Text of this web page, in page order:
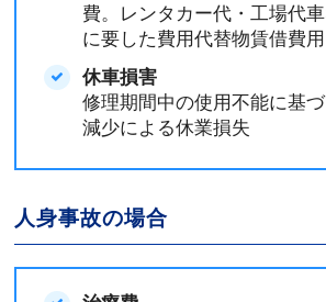
費。レンタカー代・工場代
に要した費用代替物賃借費用
休車損害
修理期間中の使用不能に基
減少による休業損失
人身事故の場合